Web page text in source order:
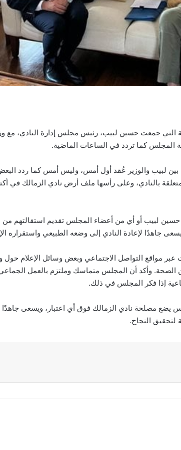
جمعت حسين لبيب، رئيس مجلس إدارة النادي، مع
المجلس كما تردد في الساعات الماضية.
لبيب والوزير عُقد أول أمس، وليس أمس كما ردد
بالنادي، وعلى رأسها ملف أرض نادي الزمالك في
لبيب أو أي من أعضاء المجلس تقديم استقالتهم من
جاهدًا لإعادة النادي إلى وضعه الطبيعي واستقراره
مواقع التواصل الاجتماعي وبعض وسائل الإعلام
من الصحة. وأكد أن المجلس متماسك وملتزم بالعمل
إذا فكر المجلس في ذلك.
يضع مصلحة نادي الزمالك فوق أي اعتبار، ويسعى
لتحقيق النجاح.